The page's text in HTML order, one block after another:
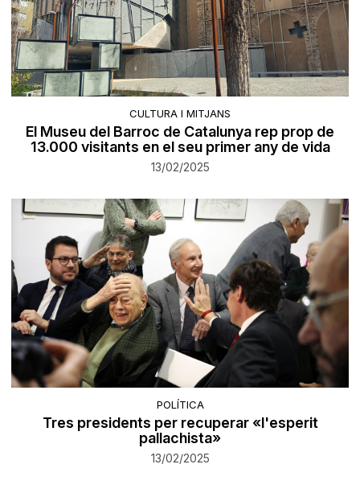
CULTURA I MITJANS
El Museu del Barroc de Catalunya rep prop de
13.000 visitants en el seu primer any de vida
13/02/2025
POLÍTICA
Tres presidents per recuperar «l'esperit
pallachista»
13/02/2025